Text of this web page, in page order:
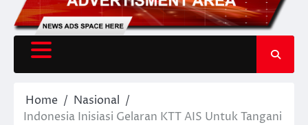
Home
Nasional
Indonesia Inisiasi Gelaran KTT AIS Untuk Tangani